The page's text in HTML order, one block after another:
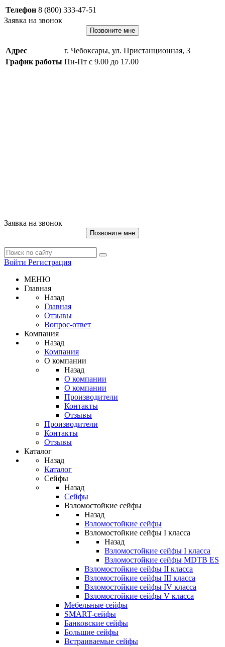
Телефон 8 (800) 333-47-51
Заявка на звонок
Позвоните мне
Адрес
г. Чебоксары, ул. Пристанционная, 3
График работы Пн-Пт с 9.00 до 17.00
Заявка на звонок
Позвоните мне
Войти Регистрация
МЕНЮ
Главная
Назад
Главная
Отзывы
Вопрос-ответ
Компания
Назад
Компания
О компании
Назад
О компании
О компании
Производители
Контакты
Отзывы
Производители
Контакты
Отзывы
Каталог
Назад
Каталог
Сейфы
Назад
Сейфы
Взломостойкие сейфы
Назад
Взломостойкие сейфы
Взломостойкие сейфы I класса
Назад
Взломостойкие сейфы I класса
Взломостойкие сейфы MDTB ES
Взломостойкие сейфы II класса
Взломостойкие сейфы III класса
Взломостойкие сейфы IV класса
Взломостойкие сейфы V класса
Мебельные сейфы
SMART-сейфы
Банковские сейфы
Большие сейфы
Встраиваемые сейфы